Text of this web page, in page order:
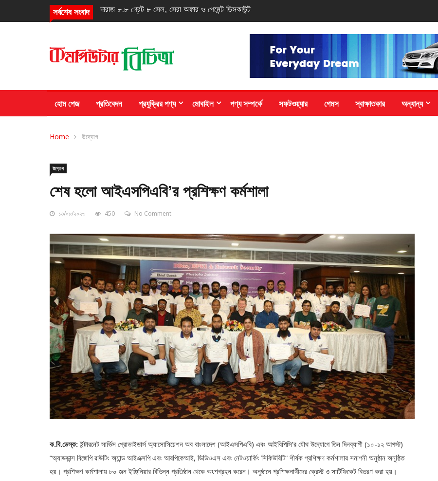
সর্বশেষ সংবাদ এমএফএস খাতের ফাঁদ: ই-মানি, ট্রাস্ট ফান্ড ও সাড়ে আঠারো টাকা
হোম পেজ প্রতিবেদন প্রযুক্রির পণ্য মোবাইল পণ্য সম্পর্কে সফটওয়্যার গেমস স্বাক্ষাতকার অন্যান্য
Home উদ্যোগ
উদ্যোগ
শেষ হলো আইএসপিএবি’র প্রশিক্ষণ কর্মশালা
১৩/০৮/২০২৩ 450 No Comment
ক.বি.ডেস্ক: ইন্টারনেট সার্ভিস প্রোভাইডার্স অ্যাসোসিয়েশন অব বাংলাদেশ (আইএসপিএবি) এবং আইবিপিসি’র যৌথ উদ্যোগে তিন দিনব্যাপী (১০-১২ আগস্ট)
”অ্যাডভান্স বিজেপি রাউটিং অ্যান্ড আইএক্সপি এবং আরপিকেআই, ডিডিওএস এবং নেটওয়ার্কিং সিকিউরিটি” শীর্ষক প্রশিক্ষণ কর্মশালার সমাপনী অনুষ্ঠান অনুষ্ঠিত
হয়। প্রশিক্ষণ কর্মশালায় ৮০ জন ইঞ্জিনিয়ার বিভিন্ন প্রতিষ্ঠান থেকে অংশগ্রহন করেন। অনুষ্ঠানে প্রশিক্ষনার্থীদের ক্রেস্ট ও সার্টিফিকেট বিতরণ করা হয়।